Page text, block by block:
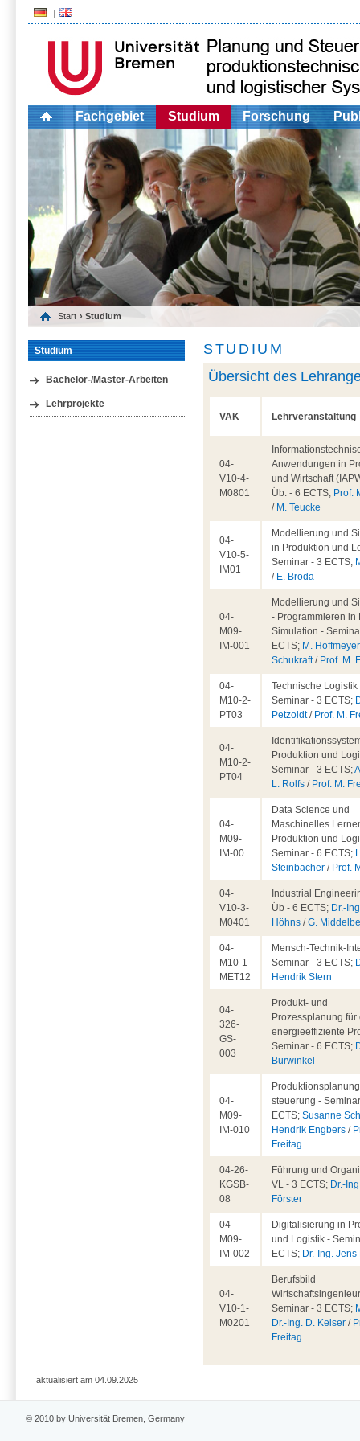
Fachgebiet Studium Forschung
Start › Studium
Studium
Bachelor-/Master-Arbeiten
Lehrprojekte
STUDIUM
Übersicht des
VAK Lehrveranstaltung
04-
V10-4-
M0801
Anwendungen in
und Wirtschaft
Üb. - 6 ECTS; Prof.
/ M. Teucke
04-
V10-5-
IM01
Modellierung und
in Produktion und
Seminar - 3 ECTS;
/ E. Broda
04-
M09-
IM-001
Modellierung und
- Programmieren in
Simulation -
ECTS; M. Hoffmeyer
Schukraft/ Prof. M.
04-
M10-2-
PT03
Technische Logistik
Seminar - 3 ECTS;
Petzoldt/ Prof. M.
04-
M10-2-
PT04
Produktion und
Seminar - 3 ECTS;
L. Rolfs / Prof. M.
04-
M09-
IM-00
Data Science und
Maschinelles
Produktion und
Seminar - 6 ECTS;
Steinbacher / Prof.
04-
V10-3-
M0401
Industrial
Üb - 6 ECTS; Dr.-
Höhns /G.
04-
M10-1-
MET12
Mensch-Technik-
Seminar - 3 ECTS;
Hendrik Stern
04-
326-
GS-
003
Produkt- und
Prozessplanung für
energieeffiziente
Seminar - 6 ECTS;
Burwinkel
04-
M09-
IM-010
steuerung -
ECTS;Susanne
Hendrik Engbers /
Freitag
04-26-
KGSB-
08
Führung und
VL - 3 ECTS; Dr.-
Förster
04-
M09-
IM-002
Digitalisierung in
und Logistik -
ECTS; Dr.-Ing. Jens
04-
V10-1-
M0201
Berufsbild
Seminar - 3 ECTS;
Dr.-Ing. D. Keiser /
Freitag
aktualisiert am 04.09.2025
© 2010 by Universität Bremen, Germany